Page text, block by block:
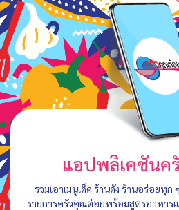
แอปพลิเคชันค
รวมเอาเมนูเด็ด ร้านดัง ร้านอร่อยทุ
รายการครัวคุณต๋อยพร้อมสูตรอาหาร